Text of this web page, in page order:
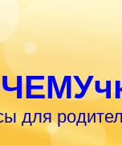
для